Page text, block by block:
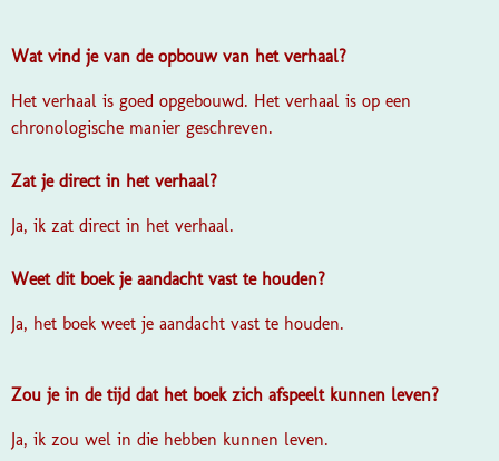
Wat vind je van de opbouw van het verhaal?
Het verhaal is goed opgebouwd. Het verhaal is op een
chronologische manier geschreven.
Zat je direct in het verhaal?
Ja, ik zat direct in het verhaal.
Weet dit boek je aandacht vast te houden?
Ja, het boek weet je aandacht vast te houden.
Zou je in de tijd dat het boek zich afspeelt kunnen leven?
Ja, ik zou wel in die hebben kunnen leven.